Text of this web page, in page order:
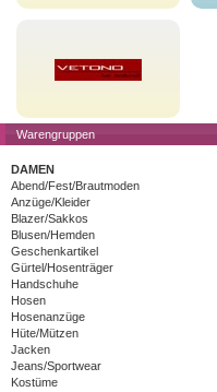
Warengruppen
DAMEN
Abend/Fest/Brautmoden
Anzüge/Kleider
Blazer/Sakkos
Blusen/Hemden
Geschenkartikel
Gürtel/Hosenträger
Handschuhe
Hosen
Hosenanzüge
Hüte/Mützen
Jacken
Jeans/Sportwear
Kostüme